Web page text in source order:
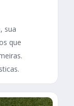
sua
que